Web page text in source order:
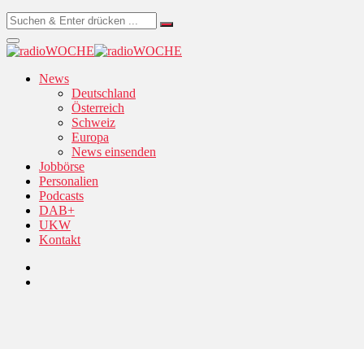
News
Deutschland
Österreich
Schweiz
Europa
News einsenden
Jobbörse
Personalien
Podcasts
DAB+
UKW
Kontakt